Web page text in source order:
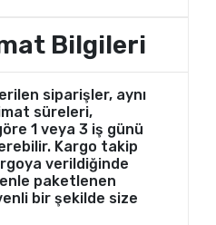
Bilgileri
siparişler, aynı
süreleri,
1 veya 3 iş günü
Kargo takip
verildiğinde
paketlenen
bir şekilde size